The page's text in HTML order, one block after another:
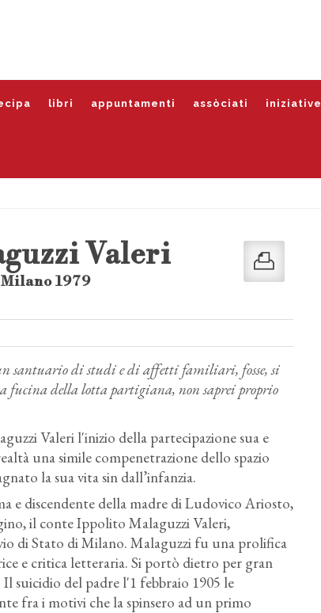
libri appuntamenti assòciati iniziative
Valeri
1979
santuario di studi e di affetti familiari, fosse, si
fucina della lotta partigiana, non saprei proprio
Valeri l'inizio della partecipazione sua e
una simile compenetrazione dello spazio
la sua vita sin dall’infanzia.
e discendente della madre di Ludovico Ariosto,
il conte Ippolito Malaguzzi Valeri,
di Stato di Milano. Malaguzzi fu una prolifica
e critica letteraria. Si portò dietro per gran
suicidio del padre l'1 febbraio 1905 le
fra i motivi che la spinsero ad un primo